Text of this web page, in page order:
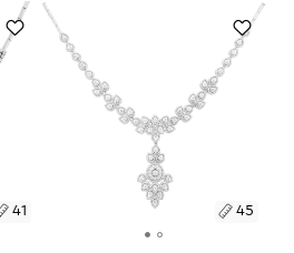
Вес:
41 45